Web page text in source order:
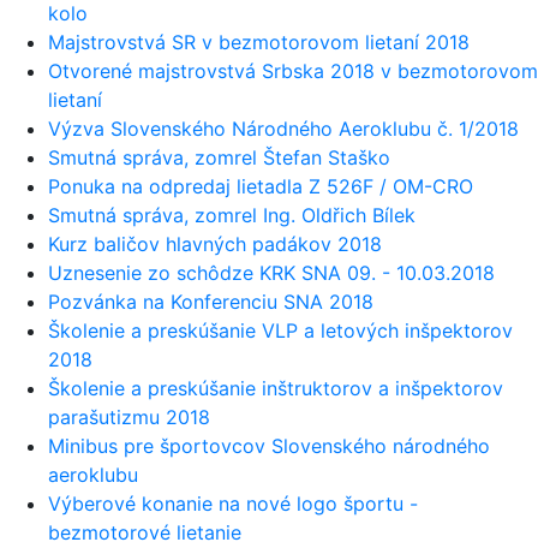
kolo
Majstrovstvá SR v bezmotorovom lietaní 2018
Otvorené majstrovstvá Srbska 2018 v bezmotorovom
lietaní
Výzva Slovenského Národného Aeroklubu č. 1/2018
Smutná správa, zomrel Štefan Staško
Ponuka na odpredaj lietadla Z 526F / OM-CRO
Smutná správa, zomrel Ing. Oldřich Bílek
Kurz baličov hlavných padákov 2018
Uznesenie zo schôdze KRK SNA 09. - 10.03.2018
Pozvánka na Konferenciu SNA 2018
Školenie a preskúšanie VLP a letových inšpektorov
2018
Školenie a preskúšanie inštruktorov a inšpektorov
parašutizmu 2018
Minibus pre športovcov Slovenského národného
aeroklubu
Výberové konanie na nové logo športu -
bezmotorové lietanie